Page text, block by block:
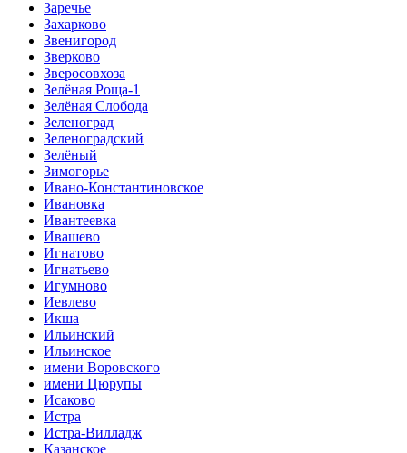
Заречье
Захарково
Звенигород
Зверково
Зверосовхоза
Зелёная Роща-1
Зелёная Слобода
Зеленоград
Зеленоградский
Зелёный
Зимогорье
Ивано-Константиновское
Ивановка
Ивантеевка
Ивашево
Игнатово
Игнатьево
Игумново
Иевлево
Икша
Ильинский
Ильинское
имени Воровского
имени Цюрупы
Исаково
Истра
Истра-Вилладж
Казанское